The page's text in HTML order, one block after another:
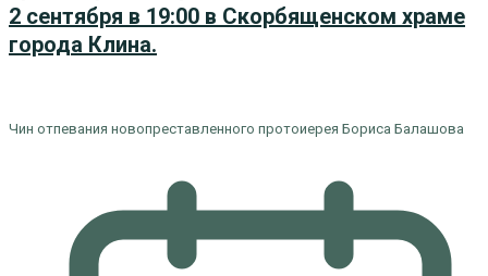
2 сентября в 19:00 в Скорбященском храме
города Клина.
Чин отпевания новопреставленного протоиерея Бориса Балашова